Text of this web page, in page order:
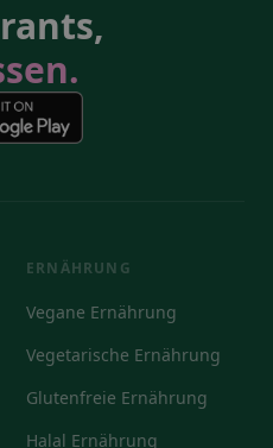
ERNÄHRUNG
Vegane Ernährung
Vegetarische Ernährung
Glutenfreie Ernährung
Halal Ernährung